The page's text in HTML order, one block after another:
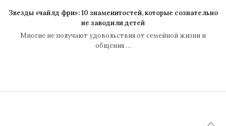
Звезды «чайлд фри»: 10 знаменитостей, которые сознательно
не заводили детей
Многие не получают удовольствия от семейной жизни и
общения …